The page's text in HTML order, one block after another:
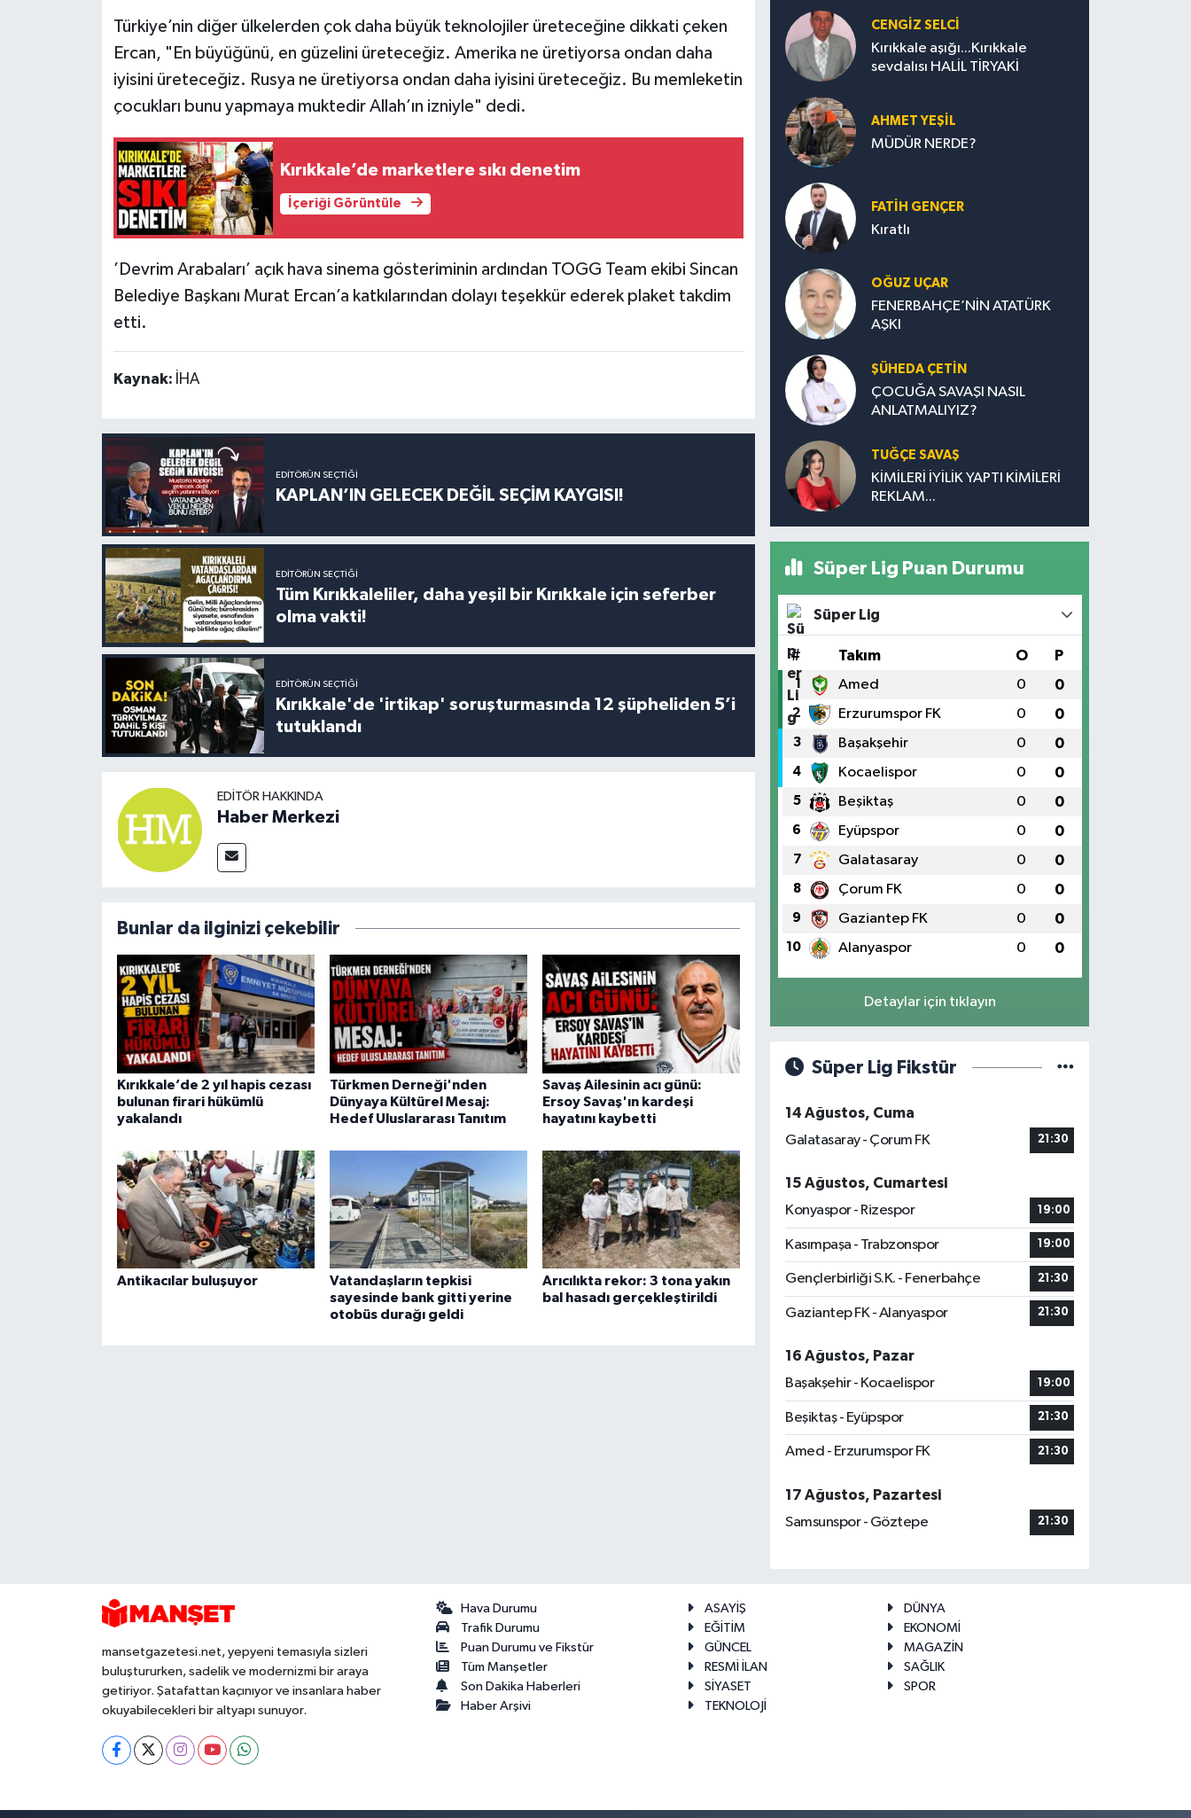
Türkiye’nin diğer ülkelerden çok daha büyük teknolojiler üreteceğine dikkati çeken
Ercan, "En büyüğünü, en güzelini üreteceğiz. Amerika ne üretiyorsa ondan daha
iyisini üreteceğiz. Rusya ne üretiyorsa ondan daha iyisini üreteceğiz. Bu memleketin
çocukları bunu yapmaya muktedir Allah’ın izniyle" dedi.
Kırıkkale’de marketlere sıkı denetim
İçeriği Görüntüle
’Devrim Arabaları’ açık hava sinema gösteriminin ardından TOGG Team ekibi Sincan
Belediye Başkanı Murat Ercan’a katkılarından dolayı teşekkür ederek plaket takdim
etti.
Kaynak: İHA
EDITÖRÜN SEÇTIĞI
KAPLAN’IN GELECEK DEĞİL SEÇİM KAYGISI!
EDITÖRÜN SEÇTIĞI
Tüm Kırıkkaleliler, daha yeşil bir Kırıkkale için seferber
olma vakti!
EDITÖRÜN SEÇTIĞI
Kırıkkale'de 'irtikap' soruşturmasında 12 şüpheliden 5’i
tutuklandı
EDITÖR HAKKINDA
Haber Merkezi
Bunlar da ilginizi çekebilir
Kırıkkale’de 2 yıl hapis cezası
bulunan firari hükümlü
yakalandı
Türkmen Derneği'nden
Dünyaya Kültürel Mesaj:
Hedef Uluslararası Tanıtım
Savaş Ailesinin acı günü:
Ersoy Savaş'ın kardeşi
hayatını kaybetti
Antikacılar buluşuyor
Vatandaşların tepkisi
sayesinde bank gitti yerine
otobüs durağı geldi
Arıcılıkta rekor: 3 tona yakın
bal hasadı gerçekleştirildi
CENGİZ SELCİ
Kırıkkale aşığı...Kırıkkale
sevdalısı HALİL TİRYAKİ
AHMET YEŞİL
MÜDÜR NERDE?
FATIH GENÇER
Kıratlı
OĞUZ UÇAR
FENERBAHÇE’NİN ATATÜRK
AŞKI
ŞÜHEDA ÇETİN
ÇOCUĞA SAVAŞI NASIL
ANLATMALIYIZ?
TUĞÇE SAVAŞ
KİMİLERİ İYİLİK YAPTI KİMİLERİ
REKLAM...
Süper Lig Puan Durumu
Süper Lig
# Takım O P
1 Amed 0 0
2 Erzurumspor FK 0 0
3 Başakşehir 0 0
4 Kocaelispor 0 0
5 Beşiktaş 0 0
6 Eyüpspor 0 0
7 Galatasaray 0 0
8 Çorum FK 0 0
9 Gaziantep FK 0 0
10 Alanyaspor 0 0
Detaylar için tıklayın
Süper Lig Fikstür
14 Ağustos, Cuma
Galatasaray - Çorum FK
21:30
15 Ağustos, Cumartesi
Konyaspor - Rizespor
19:00
Kasımpaşa - Trabzonspor 19:00
Gençlerbirliği S.K. - Fenerbahçe 21:30
Gaziantep FK - Alanyaspor 21:30
16 Ağustos, Pazar
Başakşehir - Kocaelispor
19:00
Beşiktaş - Eyüpspor 21:30
Amed - Erzurumspor FK 21:30
17 Ağustos, Pazartesi
Samsunspor - Göztepe
21:30
mansetgazetesi.net, yepyeni temasıyla sizleri
buluştururken, sadelik ve modernizmi bir araya
getiriyor. Şatafattan kaçınıyor ve insanlara haber
okuyabilecekleri bir altyapı sunuyor.
Hava Durumu
Trafik Durumu
Puan Durumu ve Fikstür
Tüm Manşetler
Son Dakika Haberleri
Haber Arşivi
ASAYİŞ
DÜNYA
EĞİTİM
EKONOMİ
GÜNCEL
MAGAZİN
RESMİ İLAN
SAĞLIK
SİYASET
SPOR
TEKNOLOJİ